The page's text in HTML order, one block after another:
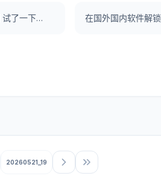
在国外国内软件解锁 试了一下UNBLOCKCN，真好用。
20260521_19